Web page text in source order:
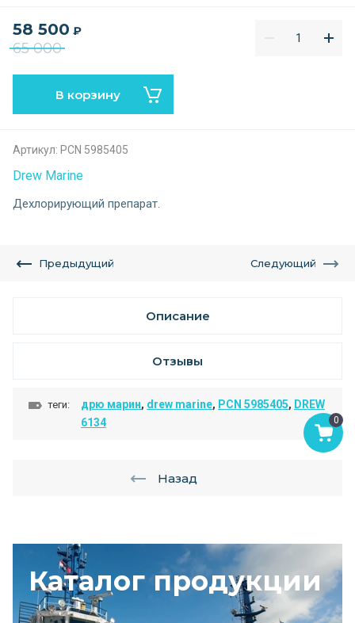
0
Каталог продукции
58 500 ₽
65 000
В корзину
Артикул: PCN 5985405
Drew Marine
Дехлорирующий препарат.
Предыдущий Следующий
Описание
Отзывы
теги: дрю марин, drew marine, PCN 5985405, DREW
6134
Назад